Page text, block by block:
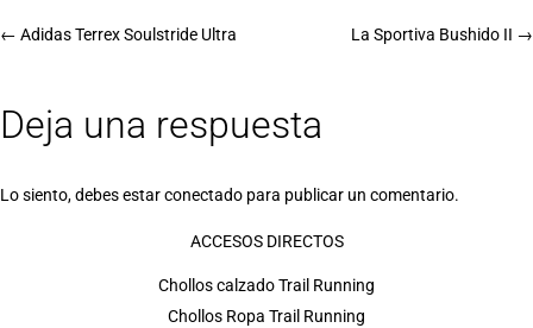
La Sportiva Bushido II →
← Adidas Terrex Soulstride Ultra
Deja una respuesta
Lo siento, debes estarconectado para publicar un comentario.
ACCESOS DIRECTOS
Chollos calzado Trail Running
Chollos Ropa Trail Running